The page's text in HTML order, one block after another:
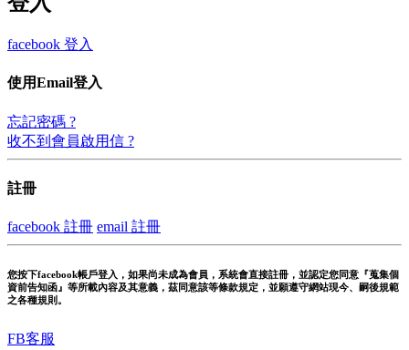
facebook 登入
使用Email登入
忘記密碼 ?
收不到會員啟用信 ?
註冊
facebook 註冊 email 註冊
您按下facebook帳戶登入，如果尚未成為會員，系統會直接註冊，並認定您同意『蒐集個
資前告知函』等所載內容及其意義，茲同意該等條款規定，並願遵守網站現今、嗣後規範
之各種規則。
FB客服